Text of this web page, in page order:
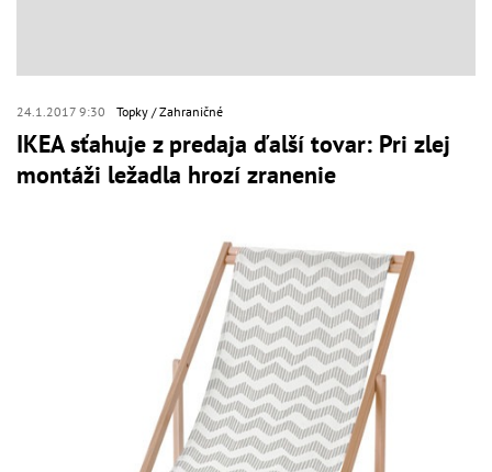
24.1.2017 9:30 Topky Zahraničné
IKEA sťahuje z predaja ďalší tovar: Pri zlej
montáži ležadla hrozí zranenie